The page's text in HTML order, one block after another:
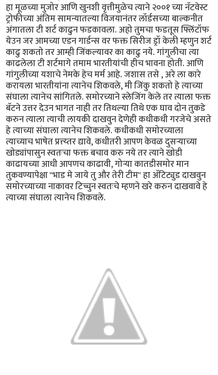
हा मूळच्या मुजोर आणि खुनशी वृत्तीमुळेच त्याने २००१ च्या नॅटवेस्ट
ट्रोफीच्या अंतिम सामन्यातल्या विजयानंतर लॉर्डसच्या बाल्कनीत
अंगातला टी शर्ट काढुन फडकावला. अहो तुमचा फडतूस फ्लिंटॉफ
येउन जर आमच्या एडन गार्डन्स वर फक्त सिरीज ड्रॉ केली म्हणुन शर्ट
काढु शकतो तर आम्ही जिंकल्यावर का काढु नये. गांगुलीचा त्या
काढलेला टी शर्टमागे तमाम भारतीयांची हीच भावना होती. आणि
गांगुलीच्या यशाचे नेमके हेच मर्म आहे. जशास तसे , अरे ला कारे
करायला भारतीयांना त्यानेच शिकवले, मी जिंकु शकतो हे त्याच्या
संघाला त्यानेच सांगितले. समोरच्याने स्लेजिंग केले तर त्याला फक्त
बॅटने उत्तर देउन भागत नाही तर तिथल्या तिथे एक घाव दोन तुकडे
करुन त्याला त्याची लायकी दाखवुन देणेही कधीकधी गरजेचे असते
हे त्याच्या संघाला त्यानेच शिकवले. कधीकधी समोरच्याला
त्याच्याच भाषेत प्रत्त्य्तर द्यावे, कधीतरी आपण केवळ दुसर्‍याच्या
खोड्यांपासुन स्वतःचा फक्त बचाव करु नये तर त्याने खोडी
काढायच्या आधी आपणच काढावी, गोर्‍या कातडीसमोर मान
तुकवण्यापेक्षा "भाड मे जाये तु और तेरी टीम" हा अ‍ॅटिट्युड दाखवुन
समोरच्याच्या नाकावर टिच्चुन स्वतःचे म्हणने खरे करुन दाखवावे हे
त्याच्या संघाला त्यानेच शिकवले.